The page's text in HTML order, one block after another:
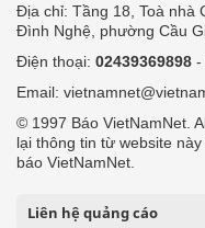
Địa chỉ: Tầng 18, Toà nhà
Đình Nghệ, phường Cầu
Điện thoại: 02439369898 -
Email:
© 1997 Báo VietNamNet.
lại thông tin từ website
báo VietNamNet.
Liên hệ quảng cáo